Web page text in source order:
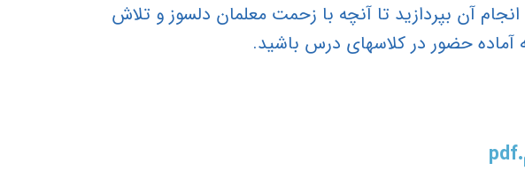
آن بپردازید تا آنچه با زحمت معلمان دلسوز و تلاش
آماده حضور در کلاسهای درس باشید.